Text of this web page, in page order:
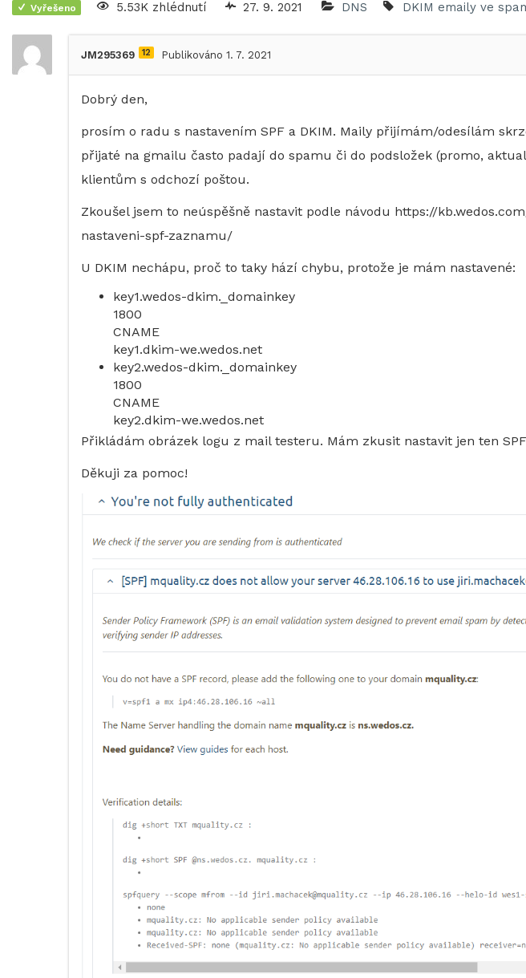
Vyřešeno 5.53K zhlédnutí 27. 9. 2021 DNS DKIM emaily ve
JM295369 12 Publikováno 1. 7. 2021
Dobrý den,
prosím o radu s nastavením SPF a DKIM. Maily přijímám/odesílám
přijaté na gmailu často padají do spamu či do podsložek (promo,
klientům s odchozí poštou.
Zkoušel jsem to neúspěšně nastavit podle návodu https://
nastaveni-spf-zaznamu/
U DKIM nechápu, proč to taky hází chybu, protože je mám nastavené:
key1.wedos-dkim._domainkey
1800
CNAME
key1.dkim-we.wedos.net
key2.wedos-dkim._domainkey
1800
CNAME
key2.dkim-we.wedos.net
Přikládám obrázek logu z mail testeru. Mám zkusit nastavit jen ten
Děkuji za pomoc!